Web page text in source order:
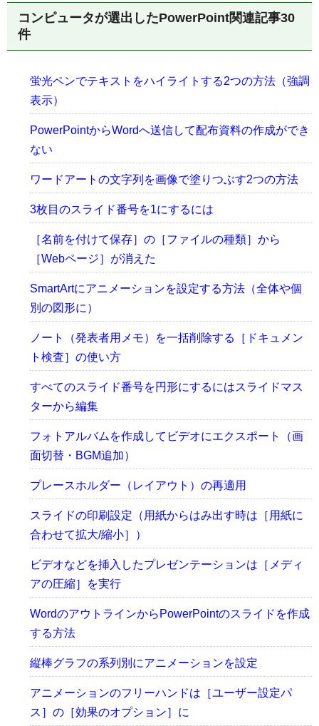
コンピュータが選出したPowerPoint関連記事30
件
蛍光ペンでテキストをハイライトする2つの方法（強調
表示）
PowerPointからWordへ送信して配布資料の作成ができ
ない
ワードアートの文字列を画像で塗りつぶす2つの方法
3枚目のスライド番号を1にするには
［名前を付けて保存］の［ファイルの種類］から
［Webページ］が消えた
SmartArtにアニメーションを設定する方法（全体や個
別の図形に）
ノート（発表者用メモ）を一括削除する［ドキュメン
ト検査］の使い方
すべてのスライド番号を円形にするにはスライドマス
ターから編集
フォトアルバムを作成してビデオにエクスポート（画
面切替・BGM追加）
プレースホルダー（レイアウト）の再適用
スライドの印刷設定（用紙からはみ出す時は［用紙に
合わせて拡大/縮小］）
ビデオなどを挿入したプレゼンテーションは［メディ
アの圧縮］を実行
WordのアウトラインからPowerPointのスライドを作成
する方法
縦棒グラフの系列別にアニメーションを設定
アニメーションのフリーハンドは［ユーザー設定パ
ス］の［効果のオプション］に